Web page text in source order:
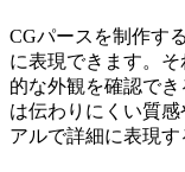
CGパースを制作す
に表現できます。
的な外観を確認で
は伝わりにくい質
アルで詳細に表現す